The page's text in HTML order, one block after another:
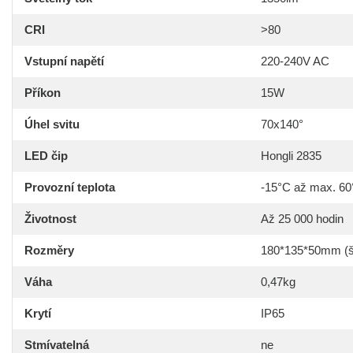
CRI >80
Vstupní napětí 220-240V AC
Příkon 15W
Úhel svitu 70x140°
LED čip Hongli 2835
Provozní teplota -15°C až max.
Životnost Až 25 000 hodin
Rozměry 180*135*50mm
Váha 0,47kg
Krytí IP65
Stmívatelná ne